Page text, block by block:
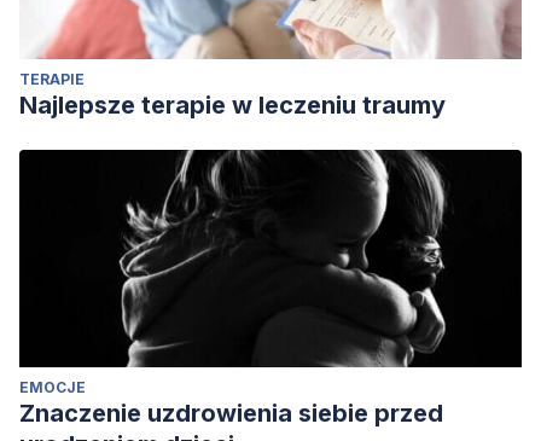
TERAPIE
Najlepsze terapie w leczeniu traumy
EMOCJE
Znaczenie uzdrowienia siebie przed